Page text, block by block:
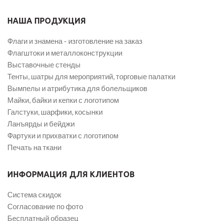
НАША ПРОДУКЦИЯ
Флаги и знамена - изготовление на заказ
Флагштоки и металлоконструкции
Выставочные стенды
Тенты, шатры для мероприятий, торговые палатки
Вымпелы и атрибутика для болельщиков
Майки, байки и кепки с логотипом
Галстуки, шарфики, косынки
Ланъярды и бейджи
Фартуки и прихватки с логотипом
Печать на ткани
ИНФОРМАЦИЯ ДЛЯ КЛИЕНТОВ
Система скидок
Согласование по фото
Бесплатный образец